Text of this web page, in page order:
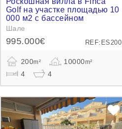
Golf на участке площадью 10
000 м2 с бассейном
Шале
REF:ES200
995.000€
200m² 10000m²
4 4